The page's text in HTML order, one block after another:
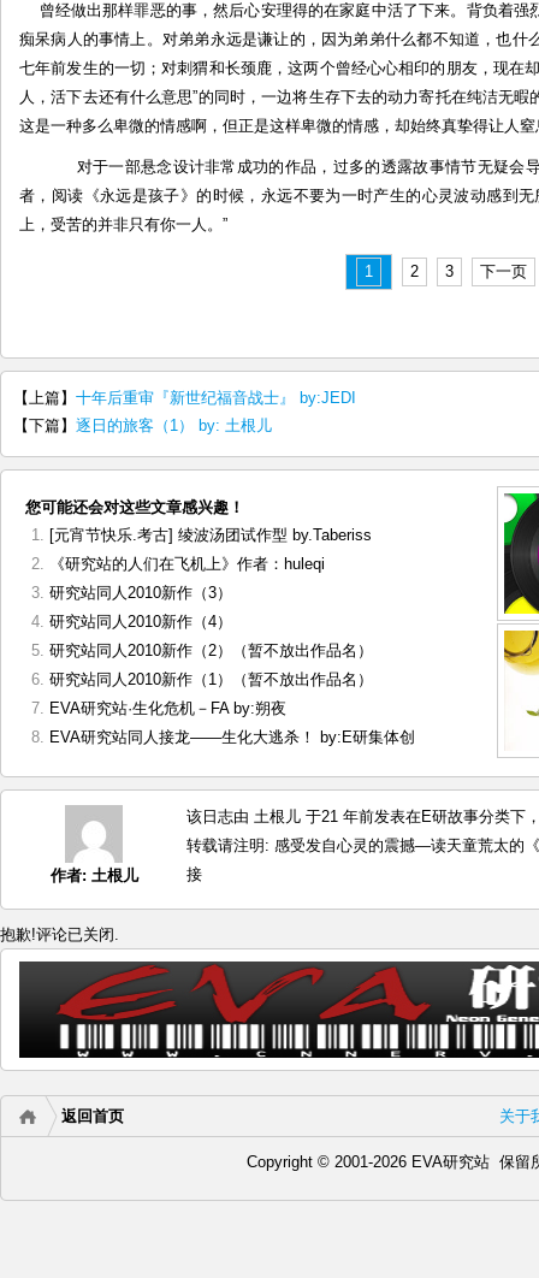
曾经做出那样罪恶的事，然后心安理得的在家庭中活了下来。背负着强
痴呆病人的事情上。对弟弟永远是谦让的，因为弟弟什么都不知道，也什
七年前发生的一切；对刺猬和长颈鹿，这两个曾经心心相印的朋友，现在
人，活下去还有什么意思”的同时，一边将生存下去的动力寄托在纯洁无
这是一种多么卑微的情感啊，但正是这样卑微的情感，却始终真挚得让人
对于一部悬念设计非常成功的作品，过多的透露故事情节无疑会
者，阅读《永远是孩子》的时候，永远不要为一时产生的心灵波动感到
上，受苦的并非只有你一人。”
1 2 3 下一页
【上篇】 十年后重审『新世纪福音战士』 by:JEDI
【下篇】 逐日的旅客（1） by: 土根儿
您可能还会对这些文章感兴趣！
[元宵节快乐.考古] 绫波汤团试作型 by.Taberiss
《研究站的人们在飞机上》作者：huleqi
研究站同人2010新作（3）
研究站同人2010新作（4）
研究站同人2010新作（2）（暂不放出作品名）
研究站同人2010新作（1）（暂不放出作品名）
EVA研究站·生化危机－FA by:朔夜
EVA研究站同人接龙——生化大逃杀！ by:E研集体创
作者: 土根儿
该日志由 土根儿 于21 年前发表在E研故事分类下
转载请注明: 感受发自心灵的震撼—读天童荒太的
接
抱歉!评论已关闭.
关于
返回首页
Copyright © 2001-2026 EVA研究站 保